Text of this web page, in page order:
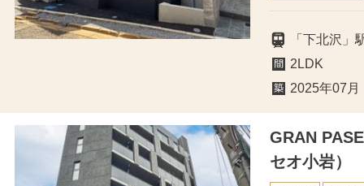
「下北沢
2LDK
2025年07月
GRAN
セオ小岩）